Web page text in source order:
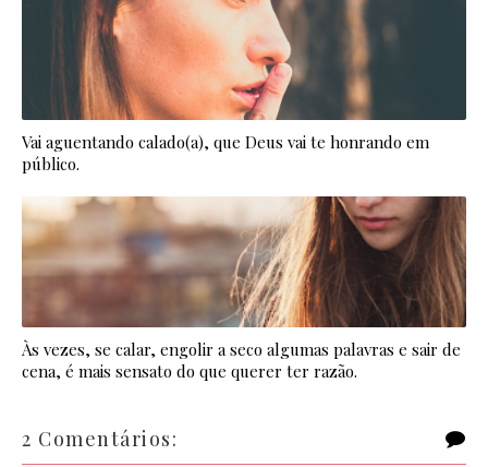
Vai aguentando calado(a), que Deus vai te honrando em
público.
Às vezes, se calar, engolir a seco algumas palavras e sair de
cena, é mais sensato do que querer ter razão.
2 Comentários: